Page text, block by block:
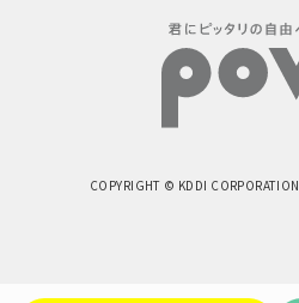
COPYRIGHT © KDDI